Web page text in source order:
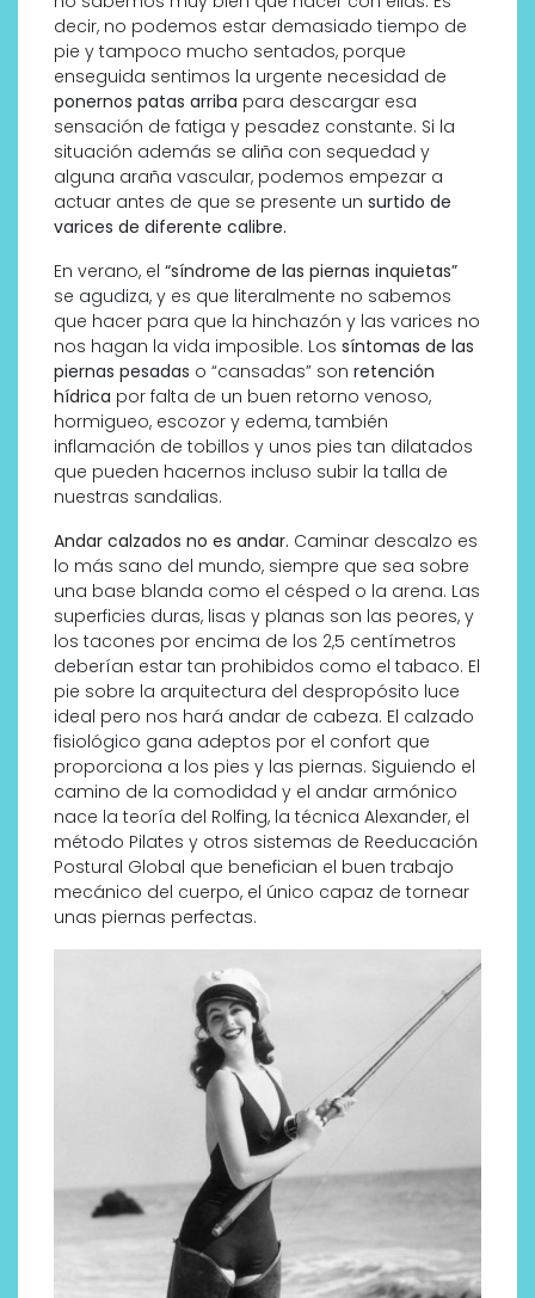
decir, no podemos estar demasiado tiempo de
pie y tampoco mucho sentados, porque
enseguida sentimos la urgente necesidad de
ponernos patas arriba para descargar esa
sensación de fatiga y pesadez constante. Si la
situación además se aliña con sequedad y
alguna araña vascular, podemos empezar a
actuar antes de que se presente un surtido de
varices de diferente calibre.
En verano, el “síndrome de las piernas inquietas”
se agudiza, y es que literalmente no sabemos
que hacer para que la hinchazón y las varices no
nos hagan la vida imposible. Los síntomas de las
piernas pesadas o “cansadas” son retención
hídrica por falta de un buen retorno venoso,
hormigueo, escozor y edema, también
inflamación de tobillos y unos pies tan dilatados
que pueden hacernos incluso subir la talla de
nuestras sandalias.
Andar calzados no es andar. Caminar descalzo es
lo más sano del mundo, siempre que sea sobre
una base blanda como el césped o la arena. Las
superficies duras, lisas y planas son las peores, y
los tacones por encima de los 2,5 centímetros
deberían estar tan prohibidos como el tabaco. El
pie sobre la arquitectura del despropósito luce
ideal pero nos hará andar de cabeza. El calzado
fisiológico gana adeptos por el confort que
proporciona a los pies y las piernas. Siguiendo el
camino de la comodidad y el andar armónico
nace la teoría del Rolfing, la técnica Alexander, el
método Pilates y otros sistemas de Reeducación
Postural Global que benefician el buen trabajo
mecánico del cuerpo, el único capaz de tornear
unas piernas perfectas.